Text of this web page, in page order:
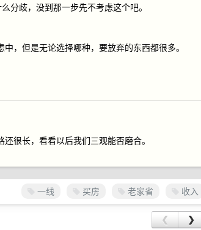
分歧，没到那一步先不考虑这个吧。
，但是无论选择哪种，要放弃的东西都很多。
很长，看看以后我们三观能否磨合。
一线 买房 老家省 收入
❮ ❯